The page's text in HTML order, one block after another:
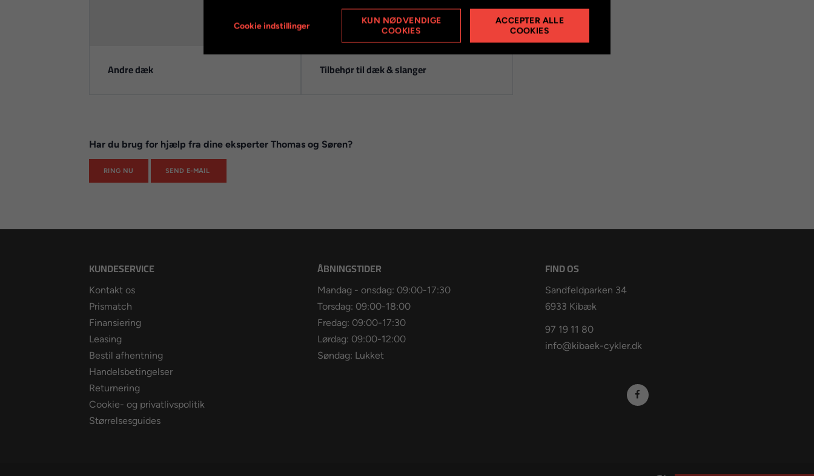
Andre dæk Tilbehør til dæk & slanger
Har du brug for hjælp fra dine eksperter Thomas og Søren?
RING NU SEND E-MAIL
KUNDESERVICE
Kontakt os
Prismatch
Finansiering
Leasing
Bestil afhentning
Handelsbetingelser
Returnering
Cookie- og privatlivspolitik
Størrelsesguides
ÅBNINGSTIDER
Mandag - onsdag: 09:00-17:30
Torsdag: 09:00-18:00
Fredag: 09:00-17:30
Lørdag: 09:00-12:00
Søndag: Lukket
FIND OS
Sandfeldparken 34
6933 Kibæk
97 19 11 80
info@kibaek-cykler.dk
Cookie indstillinger
KUN NØDVENDIGE
COOKIES
ACCEPTER ALLE
COOKIES